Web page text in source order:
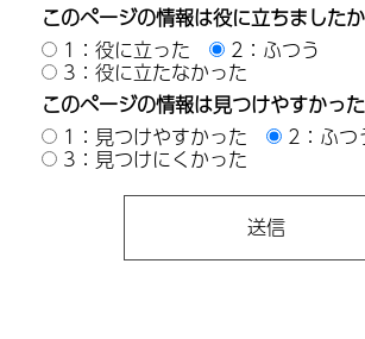
このページの情報は役に立ちました
1：役に立った
2：ふつう
3：役に立たなかった
このページの情報は見つけやすかっ
1：見つけやすかった
2：ふつ
3：見つけにくかった